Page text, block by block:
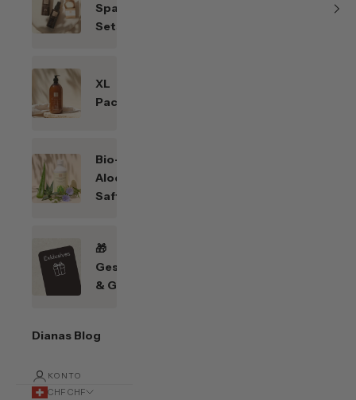
Spar-
Sets
XL
Packungen
Bio-
Aloe
Saft
🎁
Geschenkefinder
& Gutscheine
Dianas Blog
KONTO
CHF CHF